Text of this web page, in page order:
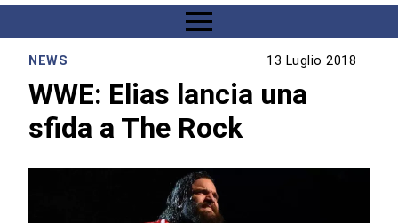
NEWS 13 Luglio 2018
WWE: Elias lancia una
sfida a The Rock